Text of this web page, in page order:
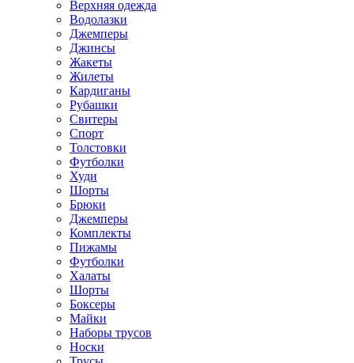
Верхняя одежда
Водолазки
Джемперы
Джинсы
Жакеты
Жилеты
Кардиганы
Рубашки
Свитеры
Спорт
Толстовки
Футболки
Худи
Шорты
Брюки
Джемперы
Комплекты
Пижамы
Футболки
Халаты
Шорты
Боксеры
Майки
Наборы трусов
Носки